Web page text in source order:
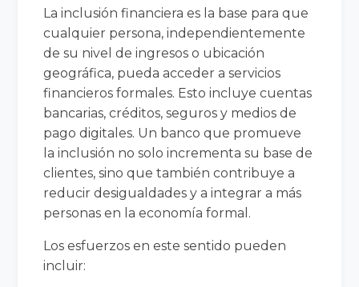
La inclusión financiera es la base para que
cualquier persona, independientemente
de su nivel de ingresos o ubicación
geográfica, pueda acceder a servicios
financieros formales. Esto incluye cuentas
bancarias, créditos, seguros y medios de
pago digitales. Un banco que promueve
la inclusión no solo incrementa su base de
clientes, sino que también contribuye a
reducir desigualdades y a integrar a más
personas en la economía formal.
Los esfuerzos en este sentido pueden
incluir: